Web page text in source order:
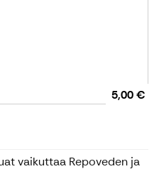
5,00 €
vaikuttaa Repoveden ja